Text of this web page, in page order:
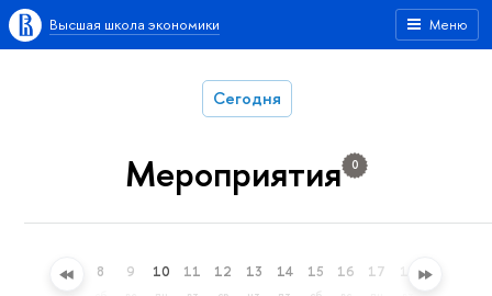
Меню
Высшая школа экономики
Сегодня
Мероприятия 0
7 8 9 10 11 12 13 14 15 16 17 19